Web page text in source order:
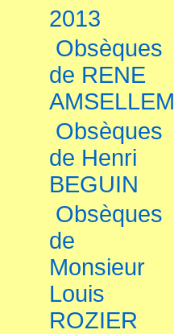
2013
Obsèques
de RENE
AMSELLEM
Obsèques
de Henri
BEGUIN
Obsèques
de
Monsieur
Louis
ROZIER